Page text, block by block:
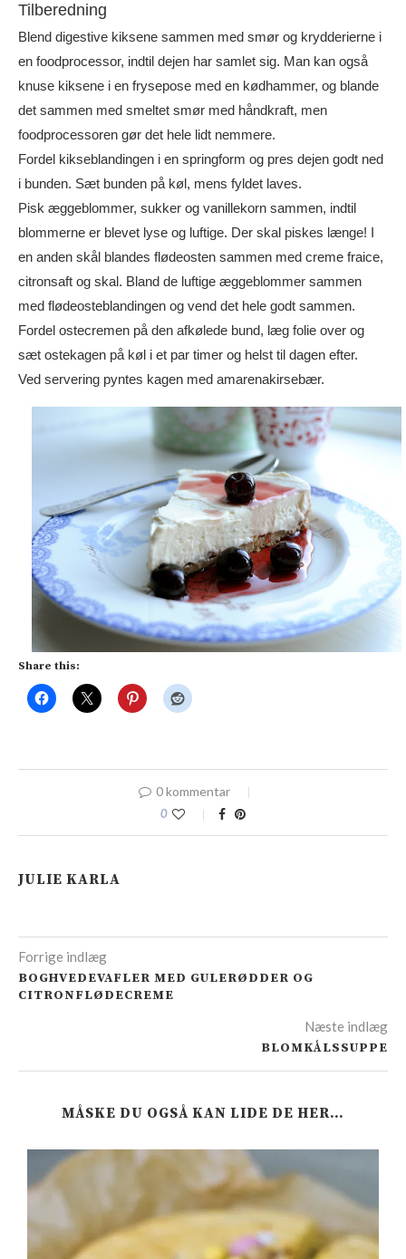
Tilberedning
Blend digestive kiksene sammen med smør og krydderierne i
en foodprocessor, indtil dejen har samlet sig. Man kan også
knuse kiksene i en frysepose med en kødhammer, og blande
det sammen med smeltet smør med håndkraft, men
foodprocessoren gør det hele lidt nemmere.
Fordel kikseblandingen i en springform og pres dejen godt ned
i bunden. Sæt bunden på køl, mens fyldet laves.
Pisk æggeblommer, sukker og vanillekorn sammen, indtil
blommerne er blevet lyse og luftige. Der skal piskes længe! I
en anden skål blandes flødeosten sammen med creme fraice,
citronsaft og skal. Bland de luftige æggeblommer sammen
med flødeosteblandingen og vend det hele godt sammen.
Fordel ostecremen på den afkølede bund, læg folie over og
sæt ostekagen på køl i et par timer og helst til dagen efter.
Ved servering pyntes kagen med amarenakirsebær.
Share this:
0 kommentar
0
JULIE KARLA
Forrige indlæg
BOGHVEDEVAFLER MED GULERØDDER OG
CITRONFLØDECREME
Næste indlæg
BLOMKÅLSSUPPE
MÅSKE DU OGSÅ KAN LIDE DE HER…